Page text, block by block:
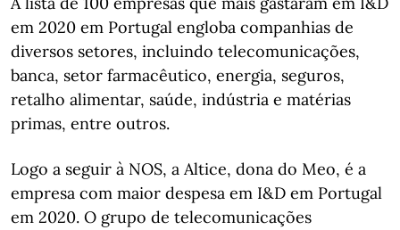
em 2020 em Portugal engloba companhias de
diversos setores, incluindo telecomunicações,
banca, setor farmacêutico, energia, seguros,
retalho alimentar, saúde, indústria e matérias
primas, entre outros.
Logo a seguir à NOS, a Altice, dona do Meo, é a
empresa com maior despesa em I&D em Portugal
em 2020. O grupo de telecomunicações